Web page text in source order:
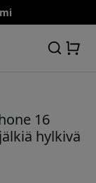
16
hylkivä